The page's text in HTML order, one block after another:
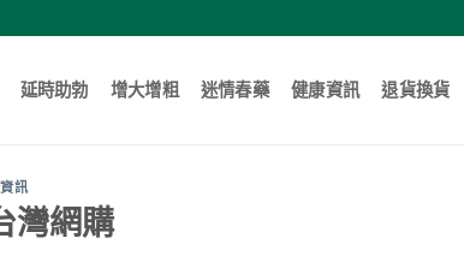
延時助勃 增大增粗 迷情春藥 健康資訊 退貨換貨
訊
灣網購